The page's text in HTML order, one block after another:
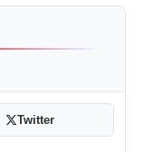
Twitter